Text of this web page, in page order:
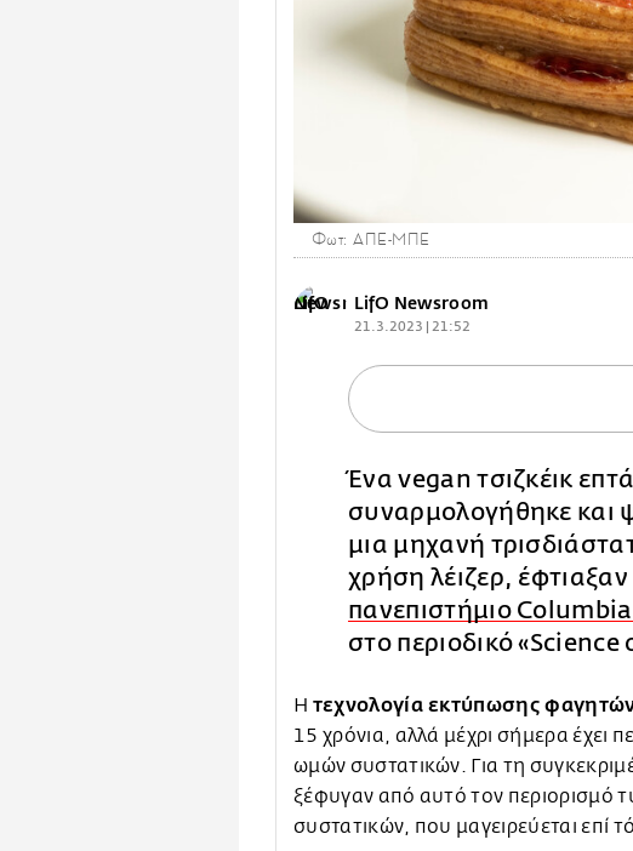
Φωτ: ΑΠΕ-ΜΠΕ
LifO Newsroom
21.3.2023 | 21:52
Ένα vegan τσιζκέικ
συναρμολογήθηκε και
μια μηχανή
χρήση λέιζερ,
πανεπιστήμιο Columbia
στο περιοδικό «Science
Η τεχνολογία εκτύπωσης
15 χρόνια, αλλά μέχρι σήμερα έχει
ωμών συστατικών. Για τη
ξέφυγαν από αυτό τον περιορισμό
συστατικών, που μαγειρεύεται επί